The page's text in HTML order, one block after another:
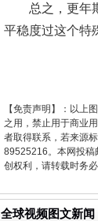
总之，更年期
平稳度过这个特
【免责声明】：以上
之用，禁止用于商业
者取得联系，若来源
89525216。本网投稿
创权利，请转载时务
全球视频图文新闻
千年